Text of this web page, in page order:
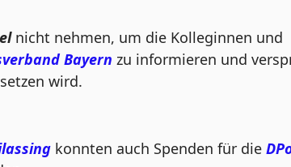
nicht nehmen, um die Kolleginnen und
Bayern zu informieren und
wird.
konnten auch Spenden für die